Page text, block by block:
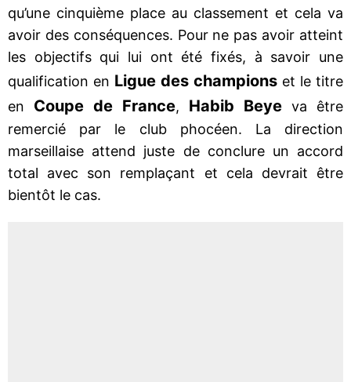
qu’une cinquième place au classement et cela va
avoir des conséquences. Pour ne pas avoir atteint
les objectifs qui lui ont été fixés, à savoir une
qualification en Ligue des champions et le titre
en Coupe de France, Habib Beye va être
remercié par le club phocéen. La direction
marseillaise attend juste de conclure un accord
total avec son remplaçant et cela devrait être
bientôt le cas.